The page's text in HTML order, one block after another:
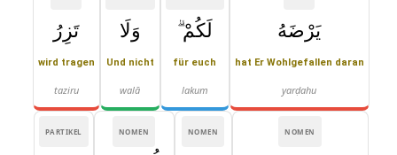
يَرْضَهُ
hat Er Wohlgefallen daran
yarḍahu
لَكُمْ ۗ
für euch
lakum
وَلَا
Und nicht
walā
تَزِرُ
wird tragen
taziru
NOMEN
NOMEN
NOMEN
PARTIKEL